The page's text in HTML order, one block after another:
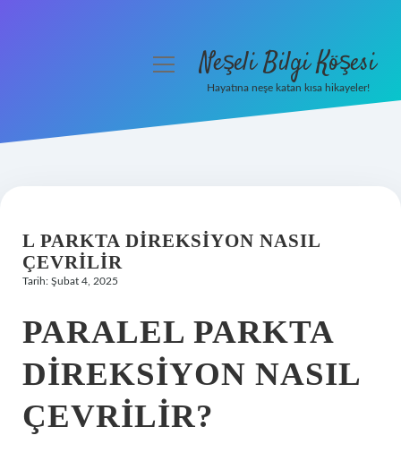
Hakkımızda
menüyüNeşeli Bilgi Köşesi
Hayatına neşe katan kısa hikayeler!
L PARKTA DIREKSIYON NASIL
ÇEVRILIR
Tarih: Şubat 4, 2025
PARALEL PARKTA
DIREKSIYON NASIL
ÇEVRILIR?